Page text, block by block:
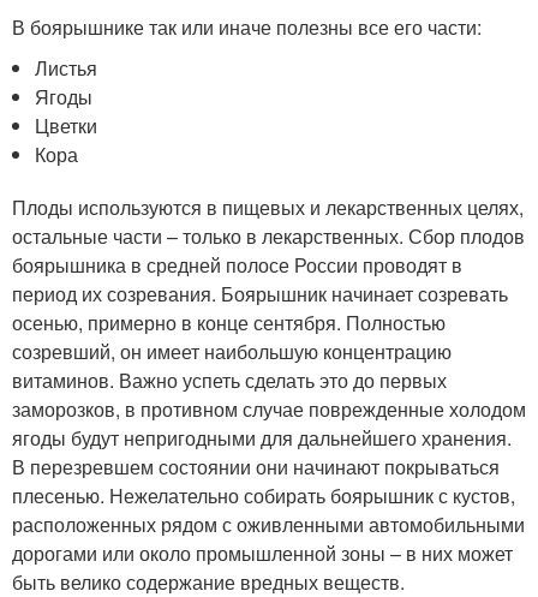
В боярышнике так или иначе полезны все его части:
Листья
Ягоды
Цветки
Кора
Плоды используются в пищевых и лекарственных целях,
остальные части – только в лекарственных. Сбор плодов
боярышника в средней полосе России проводят в
период их созревания. Боярышник начинает созревать
осенью, примерно в конце сентября. Полностью
созревший, он имеет наибольшую концентрацию
витаминов. Важно успеть сделать это до первых
заморозков, в противном случае поврежденные холодом
ягоды будут непригодными для дальнейшего хранения.
В перезревшем состоянии они начинают покрываться
плесенью. Нежелательно собирать боярышник с кустов,
расположенных рядом с оживленными автомобильными
дорогами или около промышленной зоны – в них может
быть велико содержание вредных веществ.